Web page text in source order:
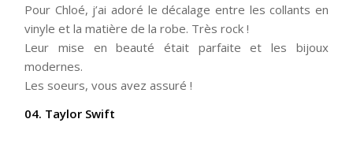
Pour Chloé, j’ai adoré le décalage entre les collants en
vinyle et la matière de la robe. Très rock !
Leur mise en beauté était parfaite et les bijoux
modernes.
Les soeurs, vous avez assuré !
04. Taylor Swift